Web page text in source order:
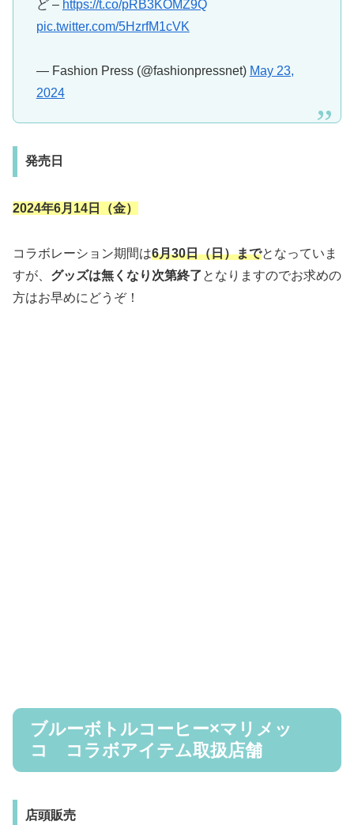
ど – https://t.co/pRB3KOMZ9Q
pic.twitter.com/5HzrfM1cVK
— Fashion Press (@fashionpressnet) May 23,
2024
発売日
2024年6月14日（金）
コラボレーション期間は6月30日（日）までとなっていま
すが、 グッズは無くなり次第終了となりますのでお求めの
方はお早めにどうぞ！
ブルーボトルコーヒー×マリメッ
コ コラボアイテム取扱店舗
店頭販売